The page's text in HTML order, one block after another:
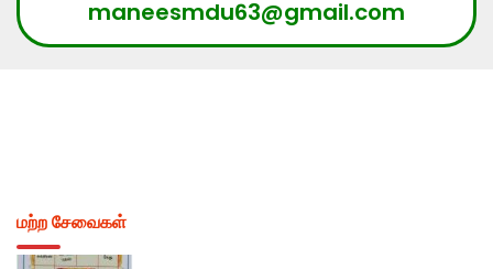
maneesmdu63@gmail.com
மற்ற சேவைகள்